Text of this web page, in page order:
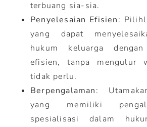
terbuang sia-sia.
Penyelesaian Efisien:
yang dapat
hukum keluarga
efisien, tanpa mengulur
tidak perlu.
Berpengalaman:
yang memiliki
spesialisasi dalam